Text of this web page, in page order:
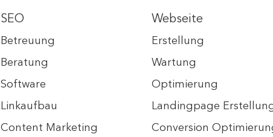
SEO
Betreuung
Beratung
Software
Linkaufbau
Content Marketing
Webseite
Erstellung
Wartung
Optimierung
Landingpage
Conversion